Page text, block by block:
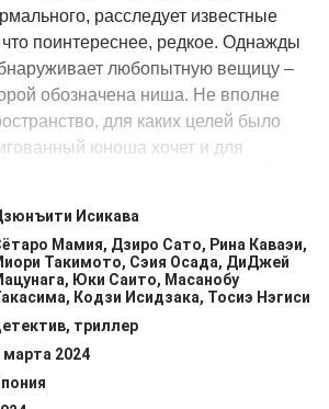
расследует известные
поинтереснее, редкое. Однажды
любопытную вещицу –
обозначена ниша. Не вполне
для каких целей было
юноша хочет и для
разгадку, и для самого себя. Он
них перед глазами. Специалист,
и прочитав все обозначения,
и неутешительный вывод –
для убийств. Герой в
чувствах размышляет,
информацией. Между тем, к нему
считающая, что на этой земле
Исикава
Мамия, Дзиро Сато, Рина Каваэи,
Такимото, Сэия Осада, ДиДжей
Юки Саито, Масанобу
Кодзи Исидзака, Тосиэ Нэгиси
триллер
марта 2024